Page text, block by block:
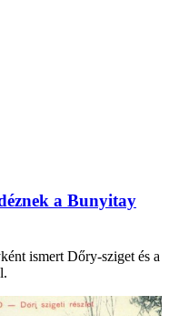
a Bunyitay
ismert Dőry-sziget és a